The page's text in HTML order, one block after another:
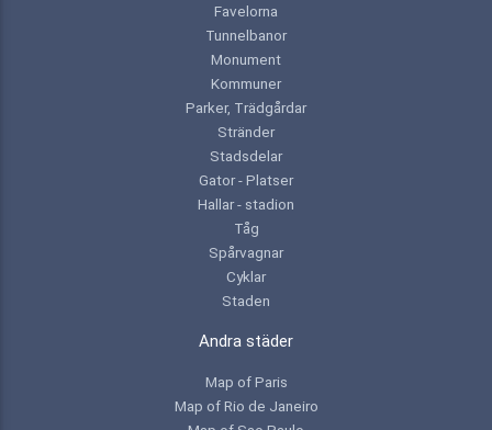
Favelorna
Tunnelbanor
Monument
Kommuner
Parker, Trädgårdar
Stränder
Stadsdelar
Gator - Platser
Hallar - stadion
Tåg
Spårvagnar
Cyklar
Staden
Andra städer
Map of Paris
Map of Rio de Janeiro